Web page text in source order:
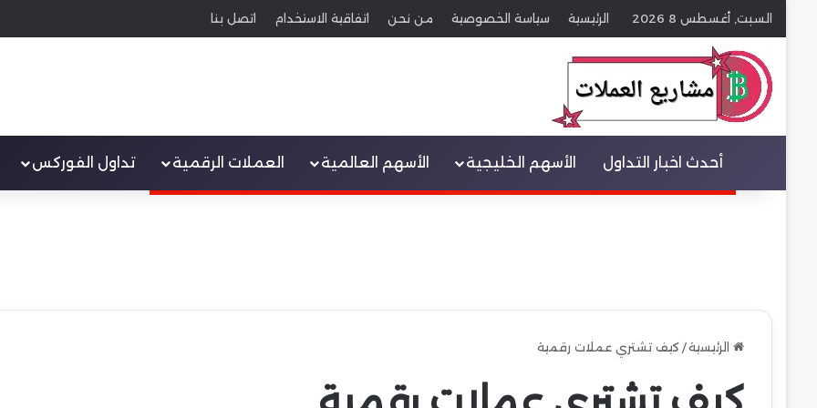
السبت, أغسطس 8 2026 الرئيسية سياسة الخصوصية من نحن اتفاقية الاستخدام اتصل بنا
عنصر القائمة
أحدث اخبار التداول الأسهم الخليجية الأسهم العالمية العملات الرقمية تداول الفوركس
الرئيسية/ كيف تشتري عملات رقمية